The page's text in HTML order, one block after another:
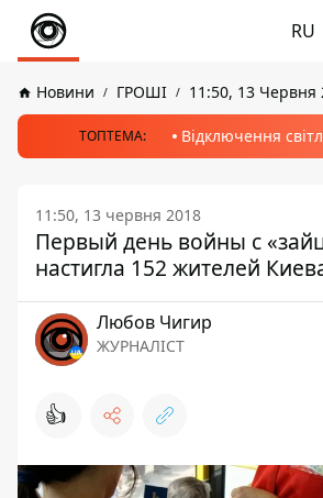
RU
Новини ГРОШІ 11:50, 13 Червня
ТОПТЕМА: Відключення
11:50, 13 червня 2018
Первый день войны с
настигла 152 жителей
Любов Чигир
ЖУРНАЛІСТ
👍